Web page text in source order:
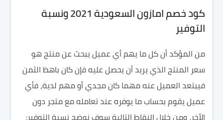
كود خصم امازون السعودية 2021 ونسبة
التوفير
من المؤكد أن كل ما يهم أي عميل يبحث عن منتج هو
سعر المنتج الذي يريد أن يحصل عليه فإن كان باهظ الثمن
فيبتعد العميل عنه مهما كان مجدي أو مهم لدية، فأي
عميل يقوم بحساب ما يوفره عند تعامله مع متجر دون
الأخر، ومن خلال النقاط التالية سوف نوضح نسبة التوفير: